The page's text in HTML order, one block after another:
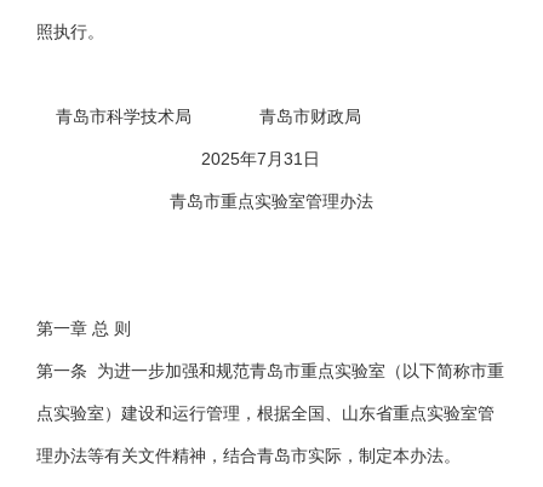
照执行。
青岛市科学技术局 青岛市财政局
2025年7月31日
青岛市重点实验室管理办法
第一章 总 则
第一条 为进一步加强和规范青岛市重点实验室（以下简称市重
点实验室）建设和运行管理，根据全国、山东省重点实验室管
理办法等有关文件精神，结合青岛市实际，制定本办法。